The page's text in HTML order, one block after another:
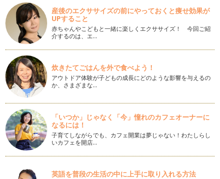
簡単♪日本茶とメディカルハーブのブレンドティー
新学期も始まり、そろそろ生活のリズムが戻ってきた頃でしょ
うか。 お休み中は子どもた…
ハーブのプレゼントを贈る
3月は別れの季節。 &nbs…
インテリアにもなるアロマエコディフューザー
精油がココロとカラダに作用する経路は３つあります。 嗅覚
を通じて脳へ 呼吸…
寒い冬には手浴、足浴を
1月も半ばではありますが、新年明けましておめでとうござい
ます。 2013年も引き続…
木の実を使ったかんたんアロマディフューザー
植物の香り、自然の香りは、ストレス社会といわれる今の時
産後のエクササイズの前にやっておくと痩せ効果が
UPすること
赤ちゃんやこどもと一緒に楽しくエクササイズ！ 今回ご紹
介するのは、エ…
炊きたてごはんを外で食べよう！
アウトドア体験が子どもの成長にどのような影響を与えるの
か、さまざまな…
「いつか」じゃなく「今」憧れのカフェオーナーに
なるには！
子育てしながらでも、カフェ開業は夢じゃない！わたしらし
いカフェを開店…
英語を普段の生活の中に上手に取り入れる方法